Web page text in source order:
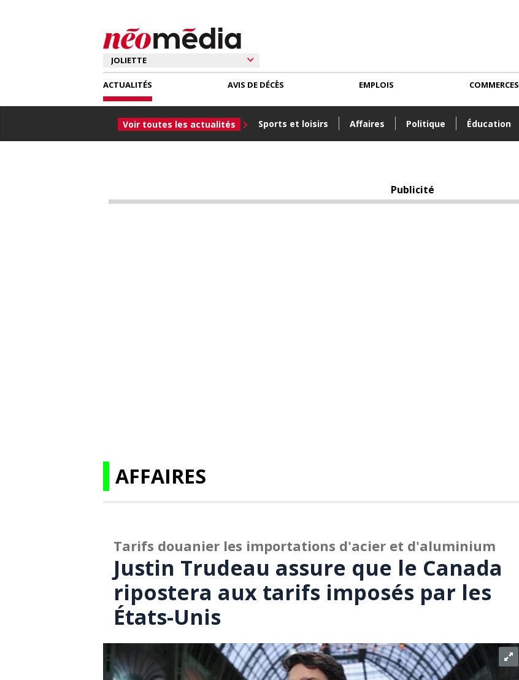
ACTUALITÉS
Voir toutes les actualités Sports et loisirs Affaires Politique Éducation
AVIS DE DÉCÈS EMPLOIS COMMERCES
Publicité
AFFAIRES
Tarifs douanier les importations d'acier et d'aluminium
Justin Trudeau assure que le Canada
ripostera aux tarifs imposés par les
États-Unis